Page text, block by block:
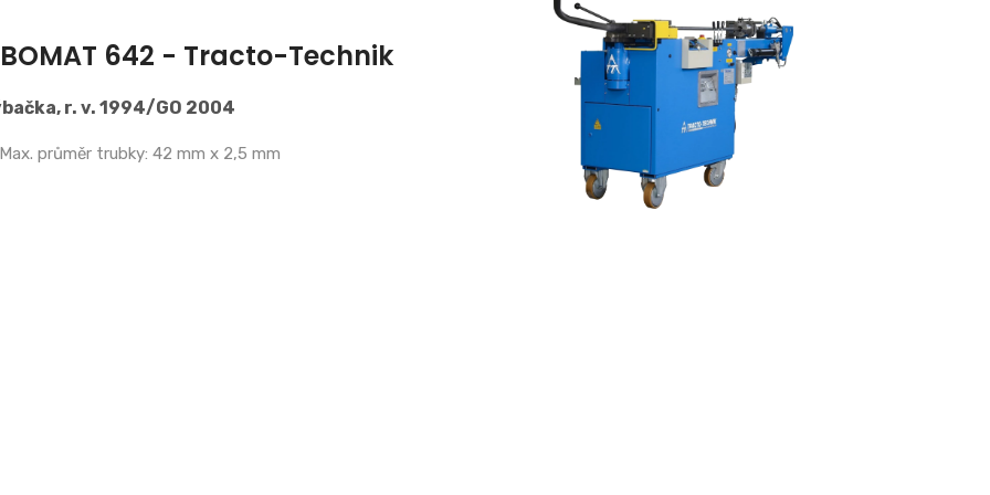
642 - Tracto-Technik
r. v. 1994/GO 2004
Max. průměr trubky: 42 mm x 2,5 mm